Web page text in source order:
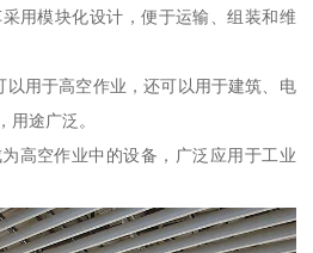
用模块化设计，便于运输、组装和维
以用于高空作业，还可以用于建筑、电
用途广泛。
高空作业中的设备，广泛应用于工业